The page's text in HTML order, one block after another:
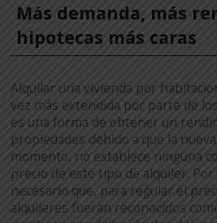
Más demanda, más
hipotecas más caras
Alquilar una vivienda por
vez más extendida por parte de
es una forma de obtener un
propiedades debido a que la
momento, no establece ninguna
precio de este tipo de alquiler.
necesario que, para regular el
alquileres fueran reconocidos